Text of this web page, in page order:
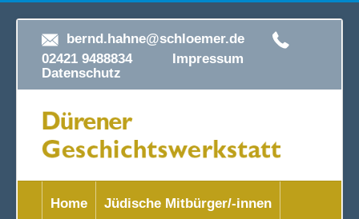
bernd.hahne@schloemer.de
02421 9488834 Impressum
Datenschutz
Home Jüdische Mitbürger/-innen